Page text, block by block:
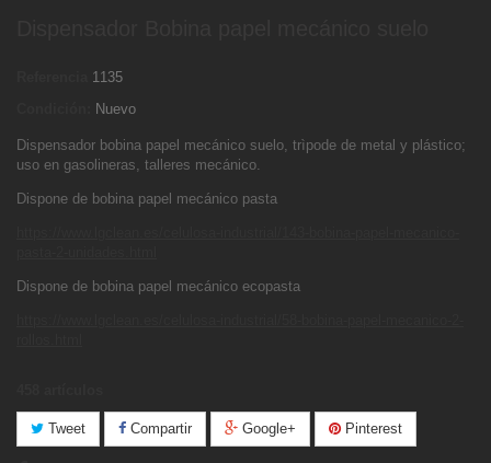
1135
Nuevo
Dispensador bobina papel mecánico suelo, trìpode de metal y plástico;
uso en gasolineras, talleres mecánico.
Dispone de bobina papel mecánico pasta
Dispone de bobina papel mecánico ecopasta
Tweet Compartir Google+ Pinterest